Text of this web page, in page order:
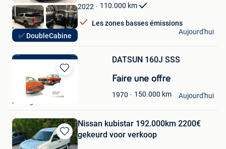
Favoris
✅ DoubleCabine
2022 110.000 km
Les zones basses émissions
Hak Auto
Lendelede
Aujourd'hui
Sauvegarder
dans
Mes
DATSUN 160J SSS
Faire une offre
1970 150.000 km
Hekelgem
Aujourd'hui
Sauvegarder
Nissan kubistar 192.000km 2200€
gekeurd voor verkoop